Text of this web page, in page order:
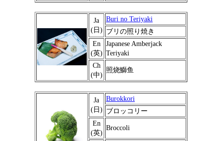
Ja
(日)
Buri no Teriyaki
ブリの照り焼き
En
(英)
Japanese Amberjack
Teriyaki
Ch
(中)
照烧鰤鱼
Ja
(日)
Burokkori
ブロッコリー
En
(英)
Broccoli